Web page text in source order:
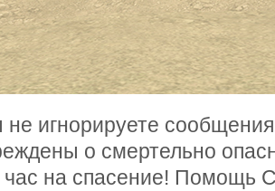
игнорируете сообщения
о смертельно
на спасение! Помощь